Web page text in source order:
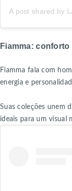
A post shared by
Fiamma:
Fiamma fala com
energia e
Suas coleções unem
ideais para um visual